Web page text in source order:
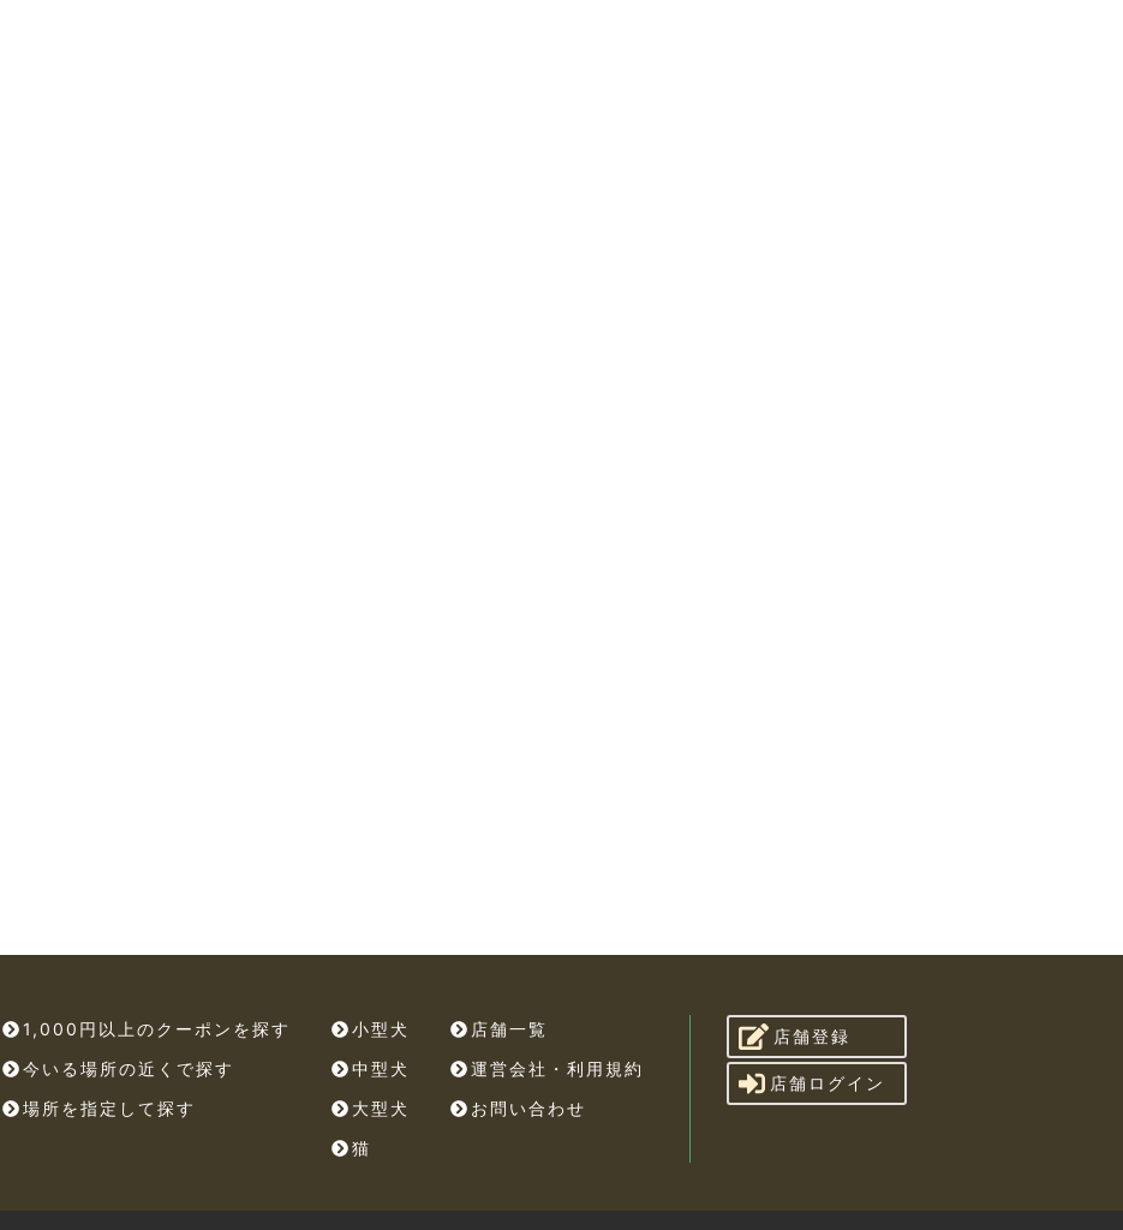
1,000円以上のクーポンを探す
今いる場所の近くで探す
場所を指定して探す
小型犬
中型犬
大型犬
猫
店舗一覧
運営会社・利用規約
お問い合わせ
店舗登録
店舗ログイン